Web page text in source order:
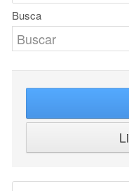
Busca